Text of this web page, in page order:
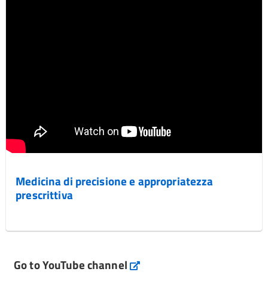
Medicina di precisione e appropriatezza
prescrittiva
Go to YouTube channel